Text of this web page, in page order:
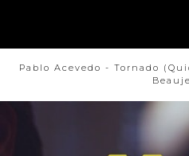
Pablo Acevedo - Tornado